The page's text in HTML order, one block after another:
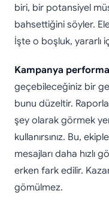
biri, bir potansiyel
bahsettiğini söyler.
İşte o boşluk, yararlı
Kampanya
geçebileceğiniz bir
bunu düzeltir.
şey olarak görmek
kullanırsınız. Bu,
mesajları daha hızlı
erken fark edilir.
gömülmez.